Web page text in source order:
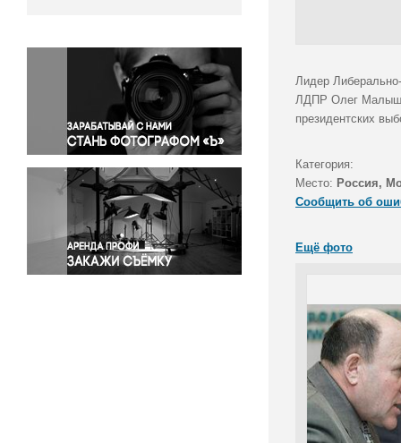
Окружающая среда
Политика
Правосудие
Происшествия и конфликты
Религия
Светская жизнь
Спорт
Экология
Экономика и бизнес
Лидер
ЛДПР Олег
президентских
Категория:
Место: Россия,
Сообщить об
Ещё фото